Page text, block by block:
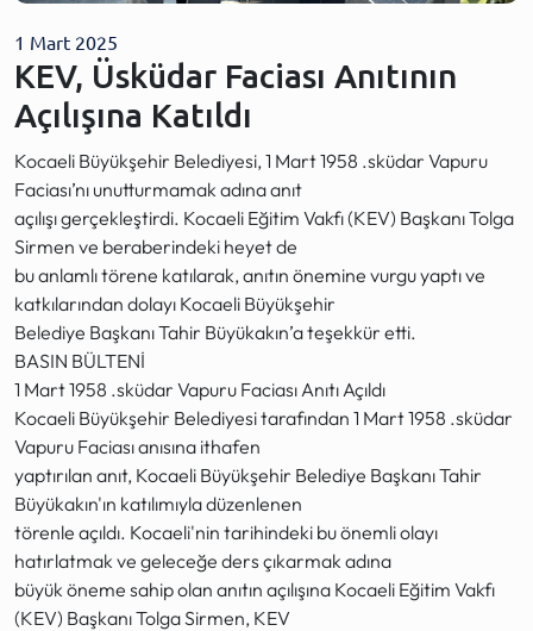
1 Mart 2025
KEV, Üsküdar Faciası Anıtının
Açılışına Katıldı
Kocaeli Büyükşehir Belediyesi, 1 Mart 1958 .sküdar Vapuru
Faciası’nı unutturmamak adına anıt
açılışı gerçekleştirdi. Kocaeli Eğitim Vakfı (KEV) Başkanı Tolga
Sirmen ve beraberindeki heyet de
bu anlamlı törene katılarak, anıtın önemine vurgu yaptı ve
katkılarından dolayı Kocaeli Büyükşehir
Belediye Başkanı Tahir Büyükakın’a teşekkür etti.
BASIN BÜLTENİ
1 Mart 1958 .sküdar Vapuru Faciası Anıtı Açıldı
Kocaeli Büyükşehir Belediyesi tarafından 1 Mart 1958 .sküdar
Vapuru Faciası anısına ithafen
yaptırılan anıt, Kocaeli Büyükşehir Belediye Başkanı Tahir
Büyükakın'ın katılımıyla düzenlenen
törenle açıldı. Kocaeli'nin tarihindeki bu önemli olayı
hatırlatmak ve geleceğe ders çıkarmak adına
büyük öneme sahip olan anıtın açılışına Kocaeli Eğitim Vakfı
(KEV) Başkanı Tolga Sirmen, KEV